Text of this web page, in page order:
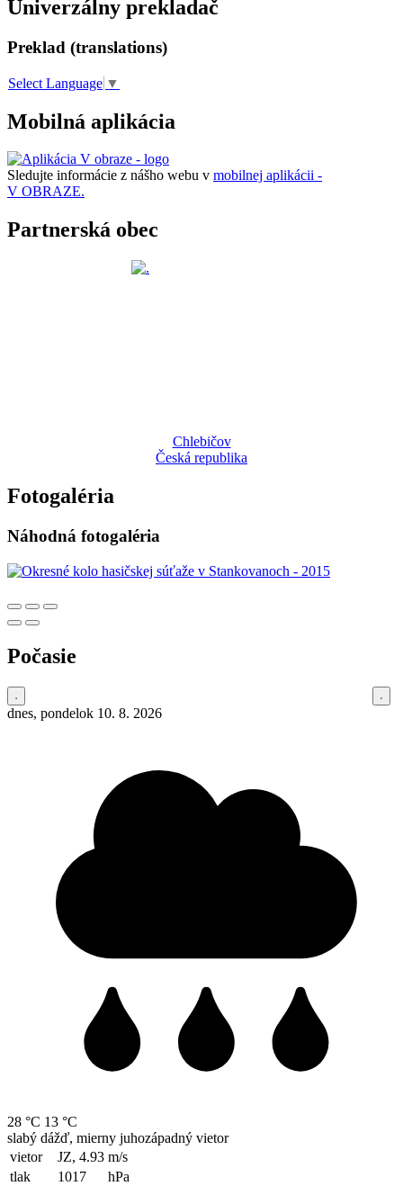
Univerzálny prekladač
Preklad (translations)
Select Language ▼
Mobilná aplikácia
Sledujte informácie z nášho webu v mobilnej aplikácii -
V OBRAZE.
Partnerská obec
Chlebičov
Česká republika
Fotogaléria
Náhodná fotogaléria
Počasie
dnes, pondelok 10. 8. 2026
28 °C 13 °C
slabý dážď, mierny juhozápadný vietor
vietor
JZ, 4.93 m/s
tlak
1017
hPa